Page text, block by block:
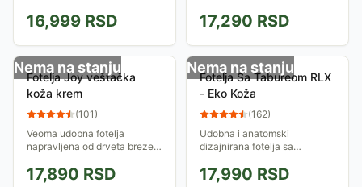
kvalitetnih materijala koji
garantuju udobnost i
dugotrajnost.
16,999 RSD
je on moderan ili klasičan.
Unkle je udobna fotelja
dimenzija 70 x...
17,290 RSD
Nema na stanju
Fotelja Joy veštačka
koža krem
(101)
Veoma udobna fotelja
napravljena od drveta breze,
kožom, dimenzija
17,890 RSD
Nema na stanju
Fotelja Sa Tabureom RLX
- Eko Koža
(162)
Udobna i anatomski
dizajnirana fotelja sa
namenjena opuštanju i
17,990 RSD